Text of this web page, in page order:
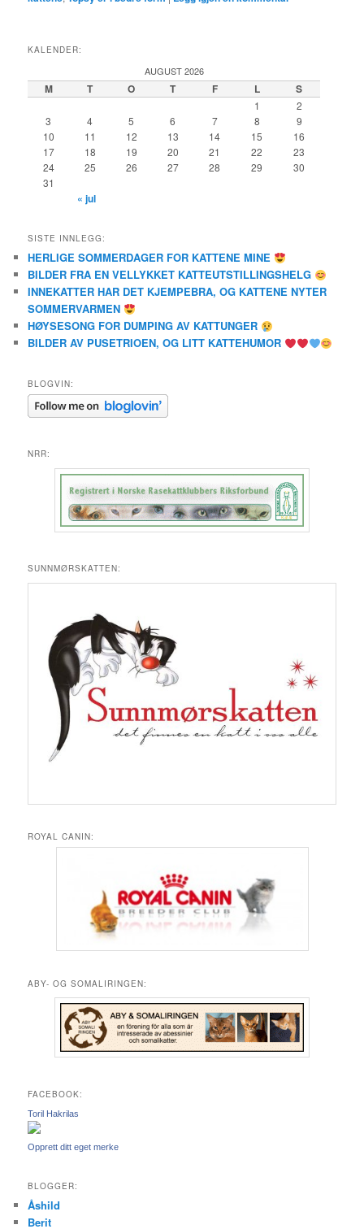
KALENDER:
AUGUST 2026
M T O T F L S
1
2
3
4 5 6 7 8
9
10
11 12 13 14 15
16
17
18 19 20 21 22
23
24
25 26 27 28 29
30
31
« jul
SISTE INNLEGG:
HERLIGE SOMMERDAGER FOR KATTENE MINE
BILDER FRA EN VELLYKKET KATTEUTSTILLINGSHELG
INNEKATTER HAR DET KJEMPEBRA, OG KATTENE NYTER
SOMMERVARMEN
HØYSESONG FOR DUMPING AV KATTUNGER
BILDER AV PUSETRIOEN, OG LITT KATTEHUMOR
BLOGVIN:
NRR:
SUNNMØRSKATTEN:
ROYAL CANIN:
ABY- OG SOMALIRINGEN:
FACEBOOK:
Toril Hakrilas
Opprett ditt eget merke
BLOGGER:
Åshild
Berit